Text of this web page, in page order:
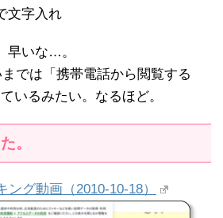
文字入れ
早いな…。
では「携帯電話から閲覧する
いるみたい。なるほど。
。
グ動画（2010-10-18）